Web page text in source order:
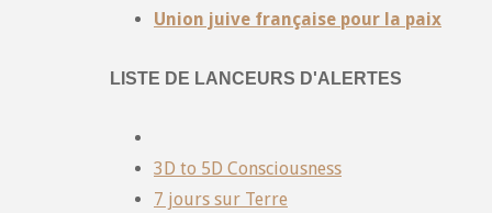
Union juive française pour la paix
LISTE DE LANCEURS D'ALERTES
3D to 5D Consciousness
7 jours sur Terre